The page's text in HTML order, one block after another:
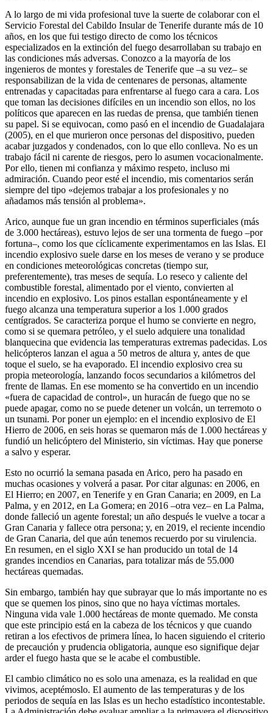
A lo largo de mi vida profesional tuve la suerte de colaborar con el
Servicio Forestal del Cabildo Insular de Tenerife durante más de 10
años, en los que fui testigo directo de como los técnicos
especializados en la extinción del fuego desarrollaban su trabajo en
las condiciones más adversas. Conozco a la mayoría de los
ingenieros de montes y forestales de Tenerife que –a su vez– se
responsabilizan de la vida de centenares de personas, altamente
entrenadas y capacitadas para enfrentarse al fuego cara a cara. Los
que toman las decisiones difíciles en un incendio son ellos, no los
políticos que aparecen en las ruedas de prensa, que también tienen
su papel. Si se equivocan, como pasó en el incendio de Guadalajara
(2005), en el que murieron once personas del dispositivo, pueden
acabar juzgados y condenados, con lo que ello conlleva. No es un
trabajo fácil ni carente de riesgos, pero lo asumen vocacionalmente.
Por ello, tienen mi confianza y máximo respeto, incluso mi
admiración. Cuando peor esté el incendio, mis comentarios serán
siempre del tipo «dejemos trabajar a los profesionales y no
añadamos más tensión al problema».
Arico, aunque fue un gran incendio en términos superficiales (más
de 3.000 hectáreas), estuvo lejos de ser una tormenta de fuego –por
fortuna–, como los que cíclicamente experimentamos en las Islas. El
incendio explosivo suele darse en los meses de verano y se produce
en condiciones meteorológicas concretas (tiempo sur,
preferentemente), tras meses de sequía. Lo reseco y caliente del
combustible forestal, alimentado por el viento, convierten al
incendio en explosivo. Los pinos estallan espontáneamente y el
fuego alcanza una temperatura superior a los 1.000 grados
centígrados. Se caracteriza porque el humo se convierte en negro,
como si se quemara petróleo, y el suelo adquiere una tonalidad
blanquecina que evidencia las temperaturas extremas padecidas. Los
helicópteros lanzan el agua a 50 metros de altura y, antes de que
toque el suelo, se ha evaporado. El incendio explosivo crea su
propia meteorología, lanzando focos secundarios a kilómetros del
frente de llamas. En ese momento se ha convertido en un incendio
«fuera de capacidad de control», un huracán de fuego que no se
puede apagar, como no se puede detener un volcán, un terremoto o
un tsunami. Por poner un ejemplo: en el incendio explosivo de El
Hierro de 2006, en seis horas se quemaron más de 1.000 hectáreas y
fundió un helicóptero del Ministerio, sin víctimas. Hay que ponerse
a salvo y esperar.
Esto no ocurrió la semana pasada en Arico, pero ha pasado en
muchas ocasiones y volverá a pasar. Por citar algunas: en 2006, en
El Hierro; en 2007, en Tenerife y en Gran Canaria; en 2009, en La
Palma, y en 2012, en La Gomera; en 2016 –otra vez– en La Palma,
donde falleció un agente forestal; un año después le vuelve a tocar a
Gran Canaria y fallece otra persona; y, en 2019, el reciente incendio
de Gran Canaria, del que aún tenemos recuerdo por su virulencia.
En resumen, en el siglo XXI se han producido un total de 14
grandes incendios en Canarias, para totalizar más de 55.000
hectáreas quemadas.
Sin embargo, también hay que subrayar que lo más importante no es
que se quemen los pinos, sino que no haya víctimas mortales.
Ninguna vida vale 1.000 hectáreas de monte quemado. Me consta
que este principio está en la cabeza de los técnicos y que cuando
retiran a los efectivos de primera línea, lo hacen siguiendo el criterio
de precaución y prudencia obligatoria, aunque eso signifique dejar
arder el fuego hasta que se le acabe el combustible.
El cambio climático no es solo una amenaza, es la realidad en que
vivimos, aceptémoslo. El aumento de las temperaturas y de los
periodos de sequía en las Islas es un hecho estadístico incontestable.